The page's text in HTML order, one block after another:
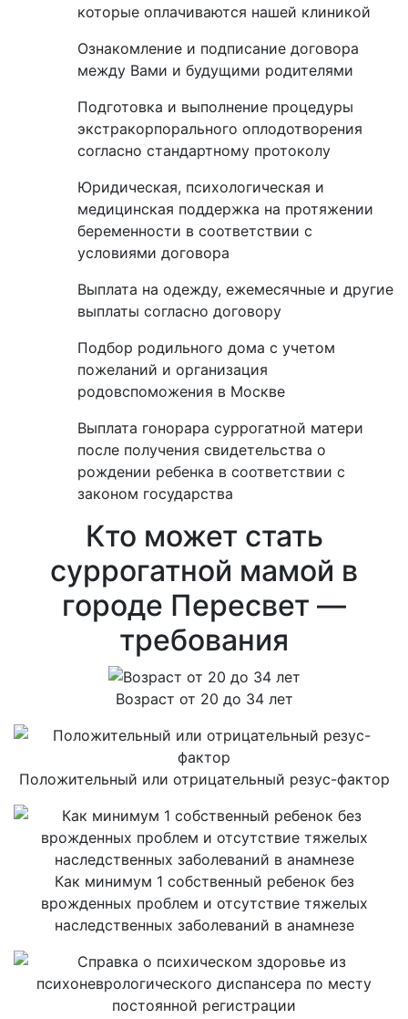
которые оплачиваются нашей клиникой
Ознакомление и подписание договора
между Вами и будущими родителями
Подготовка и выполнение процедуры
экстракорпорального оплодотворения
согласно стандартному протоколу
Юридическая, психологическая и
медицинская поддержка на протяжении
беременности в соответствии с
условиями договора
Выплата на одежду, ежемесячные и другие
выплаты согласно договору
Подбор родильного дома с учетом
пожеланий и организация
родовспоможения в Москве
Выплата гонорара суррогатной матери
после получения свидетельства о
рождении ребенка в соответствии с
законом государства
Кто может стать
суррогатной мамой в
городе Пересвет —
требования
Возраст от 20 до 34 лет
Положительный или отрицательный резус-фактор
Как минимум 1 собственный ребенок без
врожденных проблем и отсутствие тяжелых
наследственных заболеваний в анамнезе